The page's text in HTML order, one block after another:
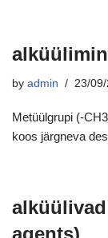
by admin 23/
Metüülgrupi (-
koos järgneva
agents)